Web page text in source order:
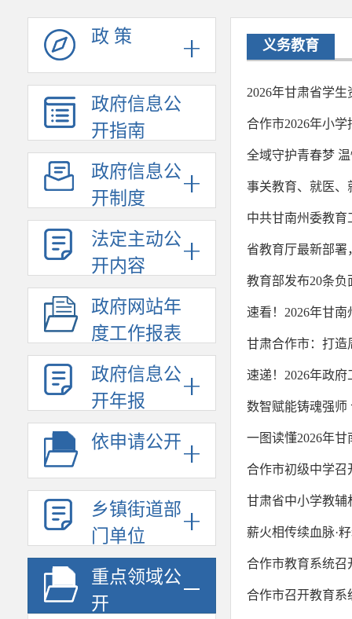
政 策
政府信息公
开指南
政府信息公
开制度
法定主动公
开内容
政府网站年
度工作报表
政府信息公
开年报
依申请公开
乡镇街道部
门单位
重点领域公
开
义务教育
2026年甘肃省学
合作市2026年小学
全域守护青春梦
事关教育、就医
中共甘南州委教
省教育厅最新部署
教育部发布20条
速看！2026年甘
甘肃合作市：打造
速递！2026年政
数智赋能铸魂强师
一图读懂2026年甘
合作市初级中学召
甘肃省中小学教辅
薪火相传续血脉·
合作市教育系统召
合作市召开教育系